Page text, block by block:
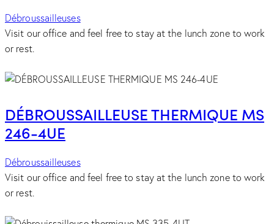
Débroussailleuses
Visit our office and feel free to stay at the lunch zone to work
or rest.
DÉBROUSSAILLEUSE THERMIQUE MS
246-4UE
Débroussailleuses
Visit our office and feel free to stay at the lunch zone to work
or rest.